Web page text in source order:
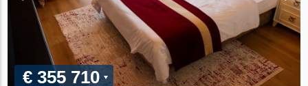
€ 355 710